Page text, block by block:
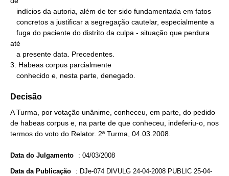
até
3. Habeas corpus parcialmente
   conhecido e, nesta parte, denegado.
Decisão
A Turma, por votação unânime, conheceu, em parte, do pedido
de habeas corpus e, na parte de que conheceu, indeferiu-o, nos
termos do voto do Relator. 2ª Turma, 04.03.2008.
Data do Julgamento : 04/03/2008
Data da Publicação : DJe-074 DIVULG 24-04-2008 PUBLIC 25-04-